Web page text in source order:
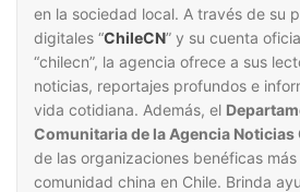
en la sociedad local. A través de su
digitales “ChileCN” y su cuenta
“chilecn”, la agencia ofrece a sus
noticias, reportajes profundos e
vida cotidiana. Además, el
Comunitaria de la Agencia
de las organizaciones benéficas
comunidad china en Chile. Brinda